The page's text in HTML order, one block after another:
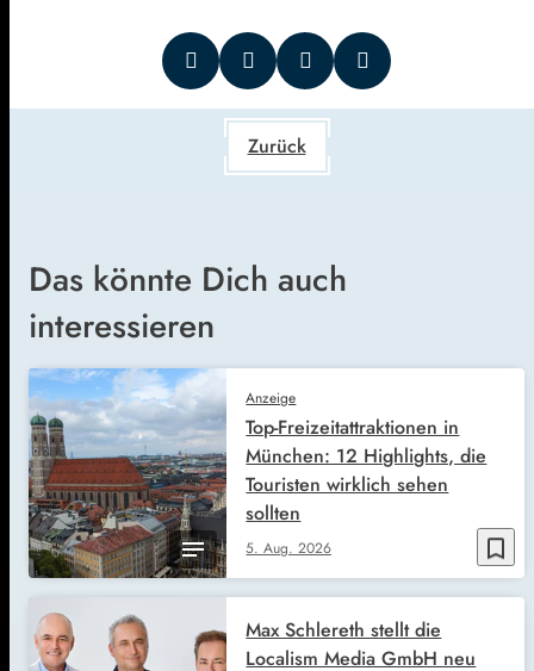
Zurück
Das könnte Dich auch
interessieren
bookmark_border
Anzeige
5. Aug. 2026
Top-Freizeitattraktionen in
München: 12 Highlights, die
Touristen wirklich sehen
sollten
Max Schlereth stellt die
Localism Media GmbH neu